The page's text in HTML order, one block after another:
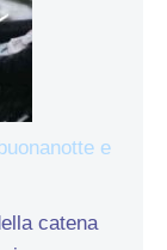
e
catena